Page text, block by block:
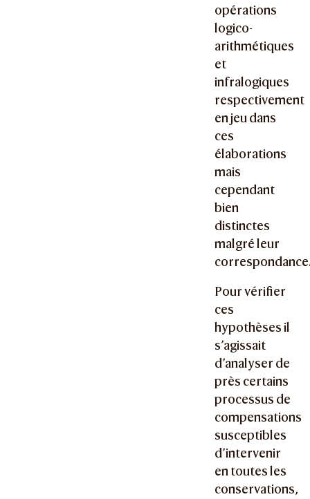
opérations
logico-
arithmétiques
et
infralogiques
respectivement
en jeu dans
ces
élaborations
mais
cependant
bien
distinctes
malgré leur
Pour vérifier
ces
hypothèses il
s’agissait
d’analyser de
près certains
processus de
compensations
susceptibles
d’intervenir
en toutes les
conservations,